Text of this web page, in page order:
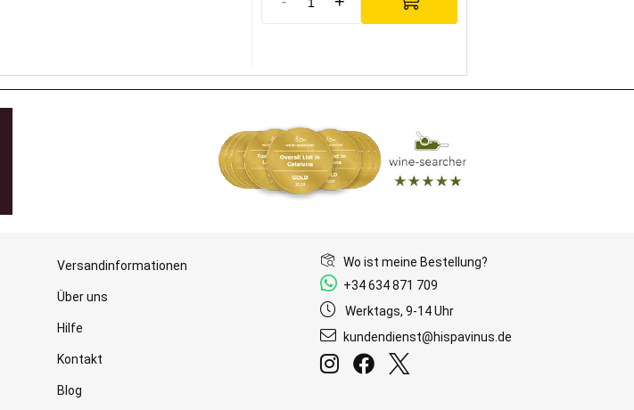
Versandinformationen
Über uns
Hilfe
Kontakt
Blog
Wo ist meine Bestellung?
+34 634 871 709
Werktags, 9-14 Uhr
kundendienst@hispavinus.de